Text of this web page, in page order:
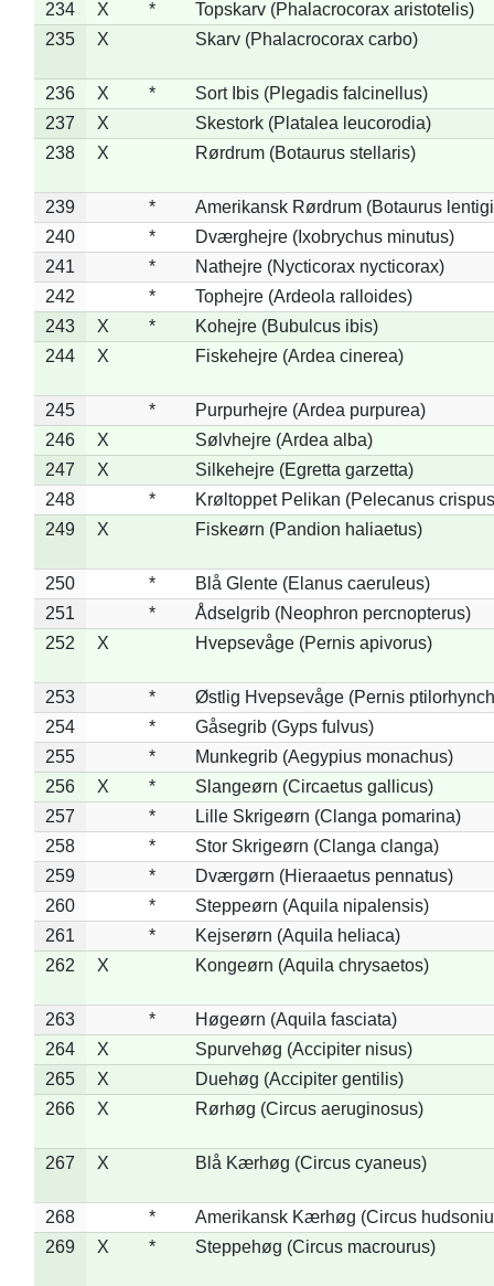
234
X *
Topskarv (Phalacrocorax aristotelis)
235
X Skarv (Phalacrocorax carbo)
236 X *
Sort Ibis (Plegadis falcinellus)
237
X
Skestork (Platalea leucorodia)
238
X Rørdrum (Botaurus stellaris)
239 *
Amerikansk Rørdrum (Botaurus
240
*
Dværghejre (Ixobrychus minutus)
241
*
Nathejre (Nycticorax nycticorax)
242
*
Tophejre (Ardeola ralloides)
243
X *
Kohejre (Bubulcus ibis)
244
X Fiskehejre (Ardea cinerea)
245 *
Purpurhejre (Ardea purpurea)
246
X
Sølvhejre (Ardea alba)
247
X
Silkehejre (Egretta garzetta)
248
*
Krøltoppet Pelikan (Pelecanus
249
X Fiskeørn (Pandion haliaetus)
250 *
Blå Glente (Elanus caeruleus)
251
*
Ådselgrib (Neophron percnopterus)
252
X Hvepsevåge (Pernis apivorus)
253 *
Østlig Hvepsevåge (Pernis
254
*
Gåsegrib (Gyps fulvus)
255
*
Munkegrib (Aegypius monachus)
256
X *
Slangeørn (Circaetus gallicus)
257
*
Lille Skrigeørn (Clanga pomarina)
258
*
Stor Skrigeørn (Clanga clanga)
259
*
Dværgørn (Hieraaetus pennatus)
260
*
Steppeørn (Aquila nipalensis)
261
*
Kejserørn (Aquila heliaca)
262
X Kongeørn (Aquila chrysaetos)
263 *
Høgeørn (Aquila fasciata)
264
X
Spurvehøg (Accipiter nisus)
265
X
Duehøg (Accipiter gentilis)
266
X Rørhøg (Circus aeruginosus)
267 X Blå Kærhøg (Circus cyaneus)
268 *
Amerikansk Kærhøg (Circus
269
X * Steppehøg (Circus macrourus)